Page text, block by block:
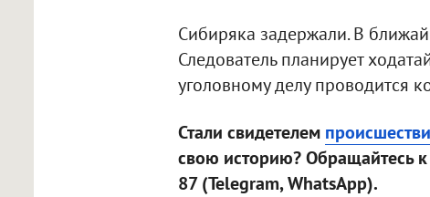
Сибиряка задержали. В
Следователь планирует
уголовному делу проводится
Стали свидетелем
свою историю? Обращайтесь
87 (Telegram, WhatsApp).